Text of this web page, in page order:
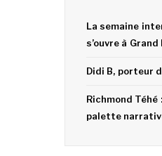
La semaine
s’ouvre à Grand
Didi B, porteur
Richmond
palette